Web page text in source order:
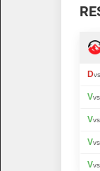
Dvs.
Vvs.
Vvs.
Vvs.
Vvs.